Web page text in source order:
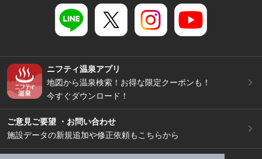
ニフティ温泉アプリ
地図から温泉検索！お得な限定クーポンも！
今すぐダウンロード！
ご意見ご要望 ・お問い合わせ
施設データの新規追加や修正依頼もこちらから